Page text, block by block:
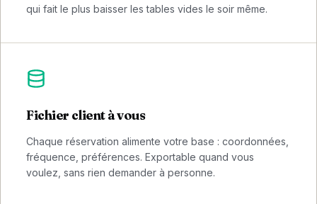
qui fait le plus baisser les tables vides le soir même.
Fichier client à vous
Chaque réservation alimente votre base : coordonnées,
fréquence, préférences. Exportable quand vous
voulez, sans rien demander à personne.